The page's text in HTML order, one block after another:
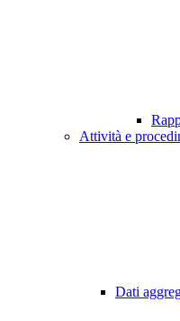
Attività e
Dati